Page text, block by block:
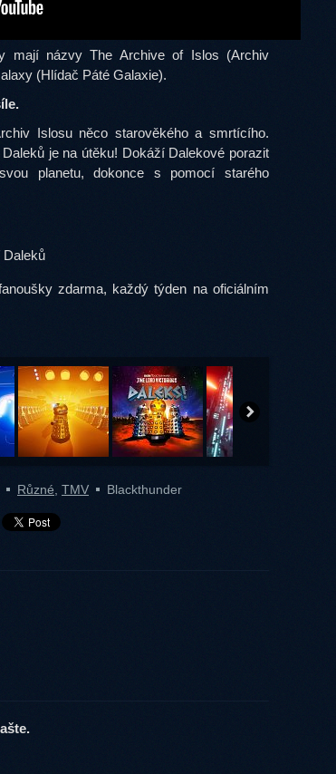
mají názvy The Archive of Islos (Archiv
(Hlídač Páté Galaxie).
Islosu něco starověkého a smrtícího.
je na útěku! Dokáží Dalekové porazit
planetu, dokonce s pomocí starého
zdarma, každý týden na oficiálním
Různé TMV Blackthunder